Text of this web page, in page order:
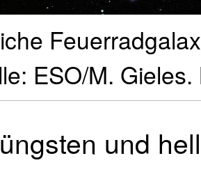
ESO/M.
und